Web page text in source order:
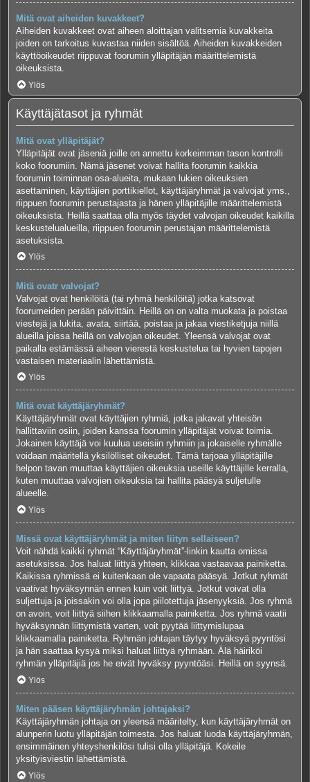
Mitä ovat aiheiden kuvakkeet?
Aiheiden kuvakkeet ovat aiheen aloittajan valitsemia kuvakkeita
joiden on tarkoitus kuvastaa niiden sisältöä. Aiheiden kuvakkeiden
käyttöoikeudet riippuvat foorumin ylläpitäjän määrittelemistä
oikeuksista.
Ylös
Käyttäjätasot ja ryhmät
Mitä ovat ylläpitäjät?
Ylläpitäjät ovat jäseniä joille on annettu korkeimman tason kontrolli
koko foorumiin. Nämä jäsenet voivat hallita foorumin kaikkia
foorumin toiminnan osa-alueita, mukaan lukien oikeuksien
asettaminen, käyttäjien porttikiellot, käyttäjäryhmät ja valvojat yms.,
riippuen foorumin perustajasta ja hänen ylläpitäjille määrittelemistä
oikeuksista. Heillä saattaa olla myös täydet valvojan oikeudet kaikilla
keskustelualueilla, riippuen foorumin perustajan määrittelemistä
asetuksista.
Ylös
Mitä ovatr valvojat?
Valvojat ovat henkilöitä (tai ryhmä henkilöitä) jotka katsovat
foorumeiden perään päivittäin. Heillä on on valta muokata ja poistaa
viestejä ja lukita, avata, siirtää, poistaa ja jakaa viestiketjuja niillä
alueilla joissa heillä on valvojan oikeudet. Yleensä valvojat ovat
paikalla estämässä aiheen vierestä keskustelua tai hyvien tapojen
vastaisen materiaalin lähettämistä.
Ylös
Mitä ovat käyttäjäryhmät?
Käyttäjäryhmät ovat käyttäjien ryhmiä, jotka jakavat yhteisön
hallittaviin osiin, joiden kanssa foorumin ylläpitäjät voivat toimia.
Jokainen käyttäjä voi kuulua useisiin ryhmiin ja jokaiselle ryhmälle
voidaan määritellä yksilölliset oikeudet. Tämä tarjoaa ylläpitäjille
helpon tavan muuttaa käyttäjien oikeuksia useille käyttäjille kerralla,
kuten muuttaa valvojien oikeuksia tai hallita pääsyä suljetulle
alueelle.
Ylös
Missä ovat käyttäjäryhmät ja miten liityn sellaiseen?
Voit nähdä kaikki ryhmät “Käyttäjäryhmät”-linkin kautta omissa
asetuksissa. Jos haluat liittyä yhteen, klikkaa vastaavaa painiketta.
Kaikissa ryhmissä ei kuitenkaan ole vapaata pääsyä. Jotkut ryhmät
vaativat hyväksynnän ennen kuin voit liittyä. Jotkut voivat olla
suljettuja ja joissakin voi olla jopa piilotettuja jäsenyyksiä. Jos ryhmä
on avoin, voit liittyä siihen klikkaamalla painiketta. Jos ryhmä vaatii
hyväksynnän liittymistä varten, voit pyytää liittymislupaa
klikkaamalla painiketta. Ryhmän johtajan täytyy hyväksyä pyyntösi
ja hän saattaa kysyä miksi haluat liittyä ryhmään. Älä häiriköi
ryhmän ylläpitäjiä jos he eivät hyväksy pyyntöäsi. Heillä on syynsä.
Ylös
Miten pääsen käyttäjäryhmän johtajaksi?
Käyttäjäryhmän johtaja on yleensä määritelty, kun käyttäjäryhmät on
alunperin luotu ylläpitäjän toimesta. Jos haluat luoda käyttäjäryhmän,
ensimmäinen yhteyshenkilösi tulisi olla ylläpitäjä. Kokeile
yksityisviestin lähettämistä.
Ylös